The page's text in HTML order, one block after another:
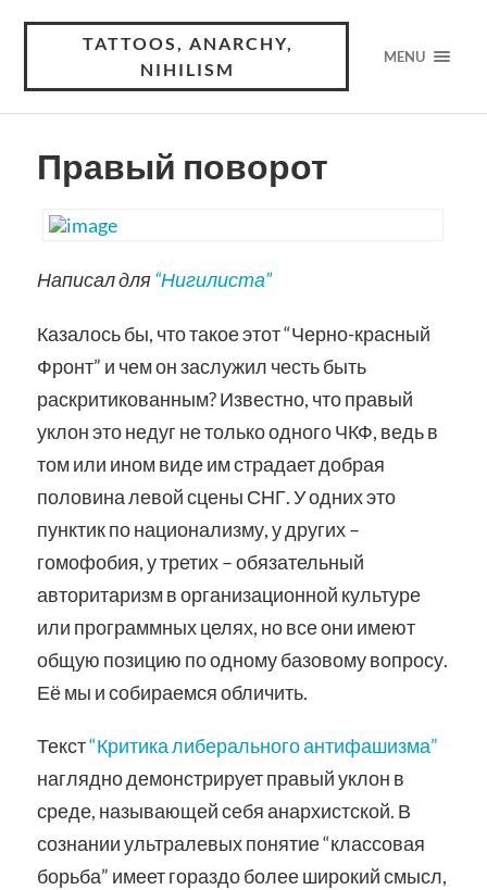
TATTOOS, ANARCHY,
NIHILISM
MENU
Правый поворот
Написал для“Нигилиста”
Казалось бы, что такое этот “Черно-красный
Фронт” и чем он заслужил честь быть
раскритикованным? Известно, что правый
уклон это недуг не только одного ЧКФ, ведь в
том или ином виде им страдает добрая
половина левой сцены СНГ. У одних это
пунктик по национализму, у других –
гомофобия, у третих – обязательный
авторитаризм в организационной культуре
или программных целях, но все они имеют
общую позицию по одному базовому вопросу.
Её мы и собираемся обличить.
Текст“Критика либерального антифашизма”
наглядно демонстрирует правый уклон в
среде, называющей себя анархистской. В
сознании ультралевых понятие “классовая
борьба” имеет гораздо более широкий смысл,